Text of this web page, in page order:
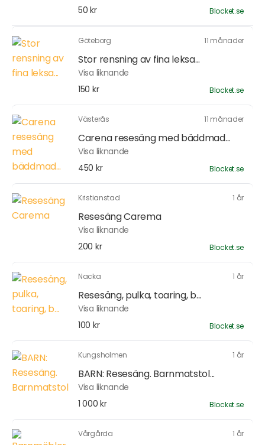
50 kr
Blocket.se
Göteborg 11 månader
Stor rensning av fina leksa...
Visa liknande
150 kr
Blocket.se
Västerås 11 månader
Carena resesäng med bäddmad...
Visa liknande
450 kr
Blocket.se
Kristianstad 1 år
Resesäng Carema
Visa liknande
200 kr
Blocket.se
Nacka 1 år
Resesäng, pulka, toaring, b...
Visa liknande
100 kr
Blocket.se
Kungsholmen 1 år
BARN: Resesäng. Barnmatstol...
Visa liknande
1 000 kr
Blocket.se
Vårgårda 1 år